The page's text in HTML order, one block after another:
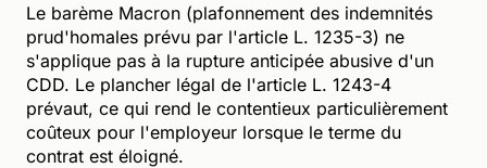
Le barème Macron (plafonnement des indemnités
prud'homales prévu par l'article L. 1235-3) ne
s'applique pas à la rupture anticipée abusive d'un
CDD. Le plancher légal de l'article L. 1243-4
prévaut, ce qui rend le contentieux particulièrement
coûteux pour l'employeur lorsque le terme du
contrat est éloigné.